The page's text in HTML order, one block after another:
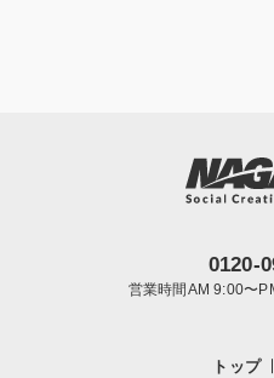
0120-
営業時間AM 9:00〜
トップ